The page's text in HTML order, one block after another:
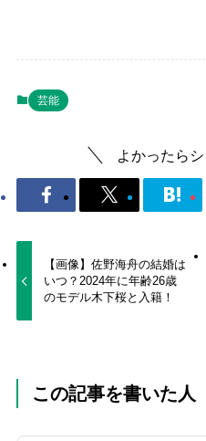
芸能
よかったら
【画像】佐野海舟の結婚は
いつ？2024年に年齢26歳
のモデル木下桜と入籍！
この記事を書いた人